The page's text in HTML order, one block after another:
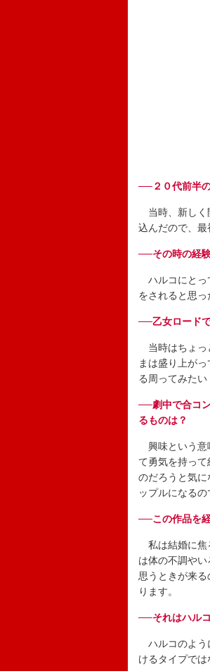
──２０代前半
当時、新しく
込んだので、最
──その時の経
ハルコにとっ
をされると思っ
──乙女ロード
当時はちょっ
まは盛り上が
る周ってみたい
──劇中で合コ
るものは？
興味という意
て勇気を持っ
のだろうと気
ップルになるの
──この作品を
私は結婚に焦
は体の不調や
思うときが来
ります。
──それはハル
ハルコのよう
けるタイプでは